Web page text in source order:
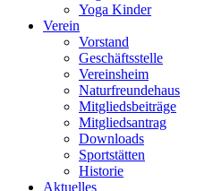
Yoga Kinder
Verein
Vorstand
Geschäftsstelle
Vereinsheim
Naturfreundehaus
Mitgliedsbeiträge
Mitgliedsantrag
Downloads
Sportstätten
Historie
Aktuelles